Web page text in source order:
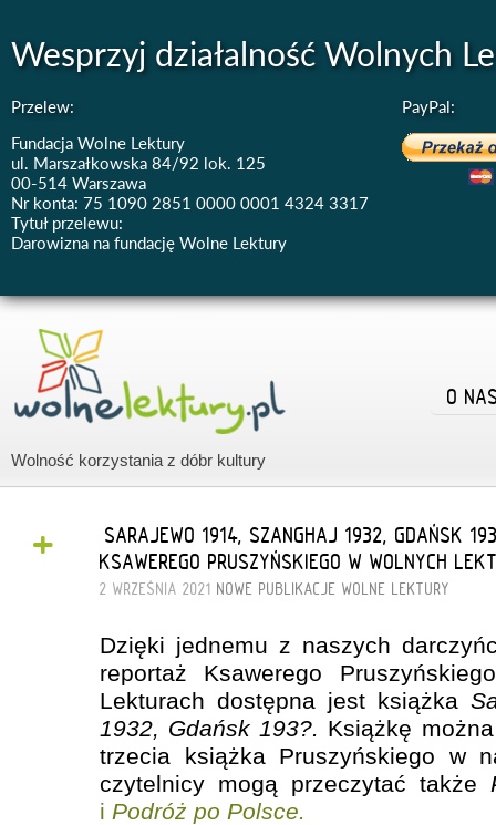
Wesprzyj działalność Wolnych
Przelew:
Fundacja Wolne Lektury
ul. Marszałkowska 84/92 lok. 125
00-514 Warszawa
Nr konta: 75 1090 2851 0000 0001 4324 3317
Tytuł przelewu:
Darowizna na fundację Wolne Lektury
PayPal:
Wolność korzystania z dóbr kultury
O
+
„SARAJEWO 1914, SZANGHAJ 1932, GDAŃSK
KSAWEREGO PRUSZYŃSKIEGO W WOLNYCH
2 WRZEŚNIA 2021 NOWE PUBLIKACJE WOLNE LEKTURY
Dzięki jednemu z naszych
reportaż Ksawerego
Lekturach dostępna jest książka
1932, Gdańsk 193?. Książkę
trzecia książka Pruszyńskiego w
czytelnicy mogą przeczytać także
i Podróż po Polsce.